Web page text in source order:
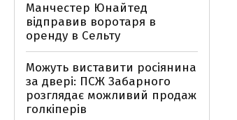
Манчестер Юнайтед
відправив воротаря в
оренду в Сельту
Можуть виставити росіянина
за двері: ПСЖ Забарного
розглядає можливий продаж
голкіперів